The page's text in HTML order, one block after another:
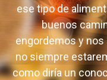
ese tipo de
buenos
engordemos y
no siempre
como diría un